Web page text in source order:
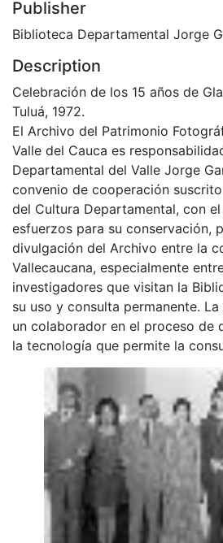
Publisher
Biblioteca Departamental Jorge
Description
Celebración de los 15 años de
Tuluá, 1972.
El Archivo del Patrimonio
Valle del Cauca es
Departamental del Valle Jorge
convenio de cooperación
del Cultura Departamental, con
esfuerzos para su conservación,
divulgación del Archivo entre la
Vallecaucana, especialmente
investigadores que visitan la
su uso y consulta permanente.
un colaborador en el proceso de
la tecnología que permite la